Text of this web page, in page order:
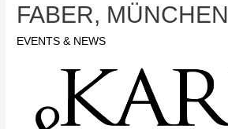
FABER, MÜNCHEN
EVENTS & NEWS